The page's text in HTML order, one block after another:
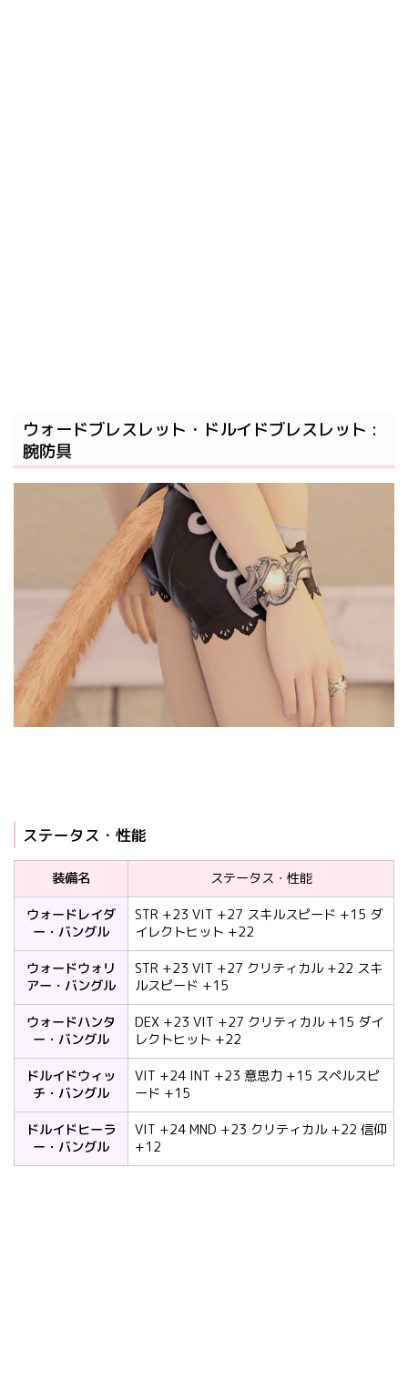
ウォードブレスレット・ドルイドブレスレット :
腕防具
ステータス・性能
装備名
ステータス・性能
ウォードレイダ
ー・バングル
STR +23 VIT +27 スキルスピード +15 ダ
イレクトヒット +22
ウォードウォリ
アー・バングル
STR +23 VIT +27 クリティカル +22 スキ
ルスピード +15
ウォードハンタ
ー・バングル
DEX +23 VIT +27 クリティカル +15 ダイ
レクトヒット +22
ドルイドウィッ
チ・バングル
VIT +24 INT +23 意思力 +15 スペルスピ
ード +15
ドルイドヒーラ
ー・バングル
VIT +24 MND +23 クリティカル +22 信仰
+12